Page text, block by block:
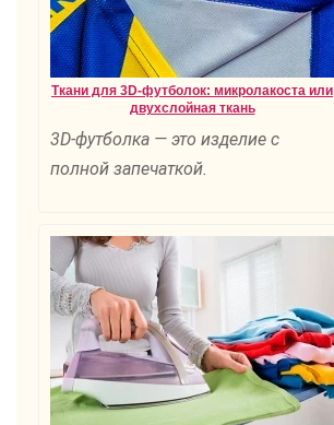
Ткани для 3D-футболок: микролакоста или
двухслойная ткань
3D-футболка — это изделие с
полной запечаткой.